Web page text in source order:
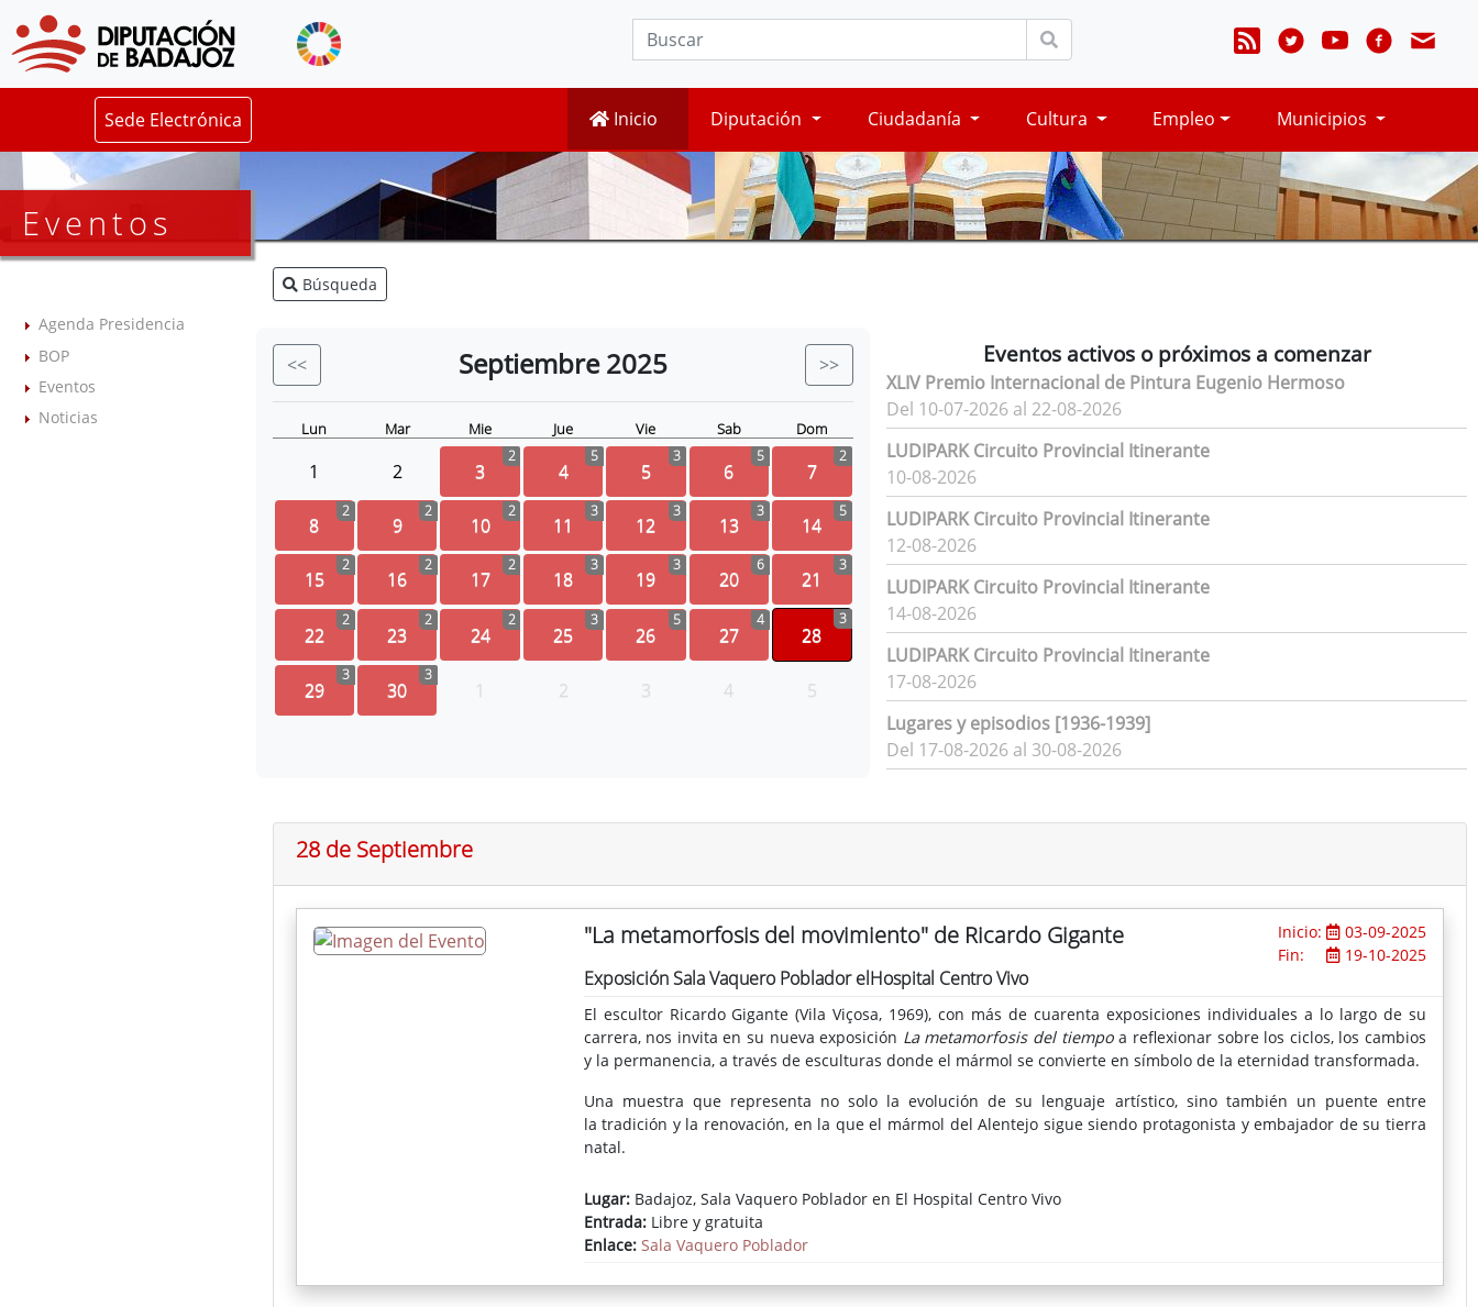
Sede Electrónica Inicio Diputación Ciudadanía Cultura Empleo Municipios
Eventos
Agenda Presidencia
BOP
Eventos
Noticias
Búsqueda
<< Septiembre 2025 >>
Lun Mar Mie Jue Vie Sab Dom
1 2 3
2
4
5
5
3
6
5
7
2
8
2
9
2
10
2
11
3
12
3
13
3
14
5
15
2
16
2
17
2
18
3
19
3
20
6
21
3
22
2
23
2
24
2
25
3
26
5
27
4
28
3
29
3
30
3
1 2 3 4 5
Eventos activos o próximos a comenzar
XLIV Premio Internacional de Pintura Eugenio Hermoso
Del 10-07-2026 al 22-08-2026
LUDIPARK Circuito Provincial Itinerante
10-08-2026
LUDIPARK Circuito Provincial Itinerante
12-08-2026
LUDIPARK Circuito Provincial Itinerante
14-08-2026
LUDIPARK Circuito Provincial Itinerante
17-08-2026
Lugares y episodios [1936-1939]
Del 17-08-2026 al 30-08-2026
28 de Septiembre
"La metamorfosis del movimiento" de Ricardo Gigante Inicio:
03-09-2025
Fin:
19-10-2025
Exposición Sala Vaquero Poblador elHospital Centro Vivo
El escultor Ricardo Gigante (Vila Viçosa, 1969), con más de cuarenta exposiciones individuales a lo largo de su
carrera, nos invita en su nueva exposición La metamorfosis del tiempoa reflexionar sobre los ciclos, los cambios
y la permanencia, a través de esculturas donde el mármol se convierte en símbolo de la eternidad transformada.
Una muestra que representa no solo la evolución de su lenguaje artístico, sino también un puente entre
la tradición y la renovación, en la que el mármol del Alentejo sigue siendo protagonista y embajador de su tierra
natal.
Lugar:Badajoz, Sala Vaquero Poblador en El Hospital Centro Vivo
Entrada:Libre y gratuita
Enlace: Sala Vaquero Poblador